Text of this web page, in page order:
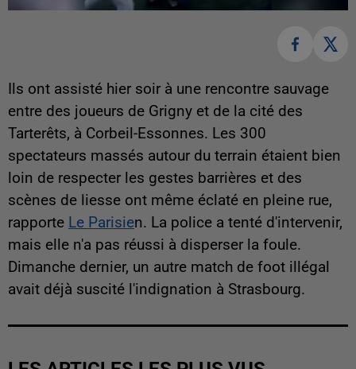
Ils ont assisté hier soir à une rencontre sauvage
entre des joueurs de Grigny et de la cité des
Tarterêts, à Corbeil-Essonnes. Les 300
spectateurs massés autour du terrain étaient bien
loin de respecter les gestes barrières et des
scènes de liesse ont même éclaté en pleine rue,
rapporte Le Parisien. La police a tenté d'intervenir,
mais elle n'a pas réussi à disperser la foule.
Dimanche dernier, un autre match de foot illégal
avait déjà suscité l'indignation à Strasbourg.